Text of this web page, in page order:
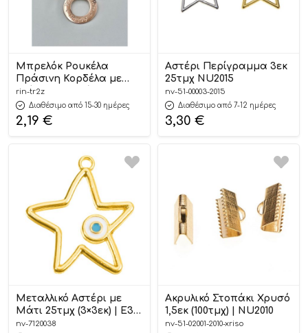
Μπρελόκ Ρουκέλα
Πράσινη Κορδέλα με
Κρίκο και Ευχές (3×2εκ)
ΤΡ2Ζ
rin-tr2z
Διαθέσιμο από 15-30 ημέρες
2,19 €
Αστέρι Περίγραμμα 3εκ
25τμχ NU2015
nv-51-00003-2015
Διαθέσιμο από 7-12 ημέρες
3,30 €
Μεταλλικό Αστέρι με
Μάτι 25τμχ (3×3εκ) | Ε38
Nuova Vita
nv-7120038
Ακρυλικό Στοπάκι Χρυσό
1,5εκ (100τμχ) | NU2010
nv-51-02001-2010-xriso